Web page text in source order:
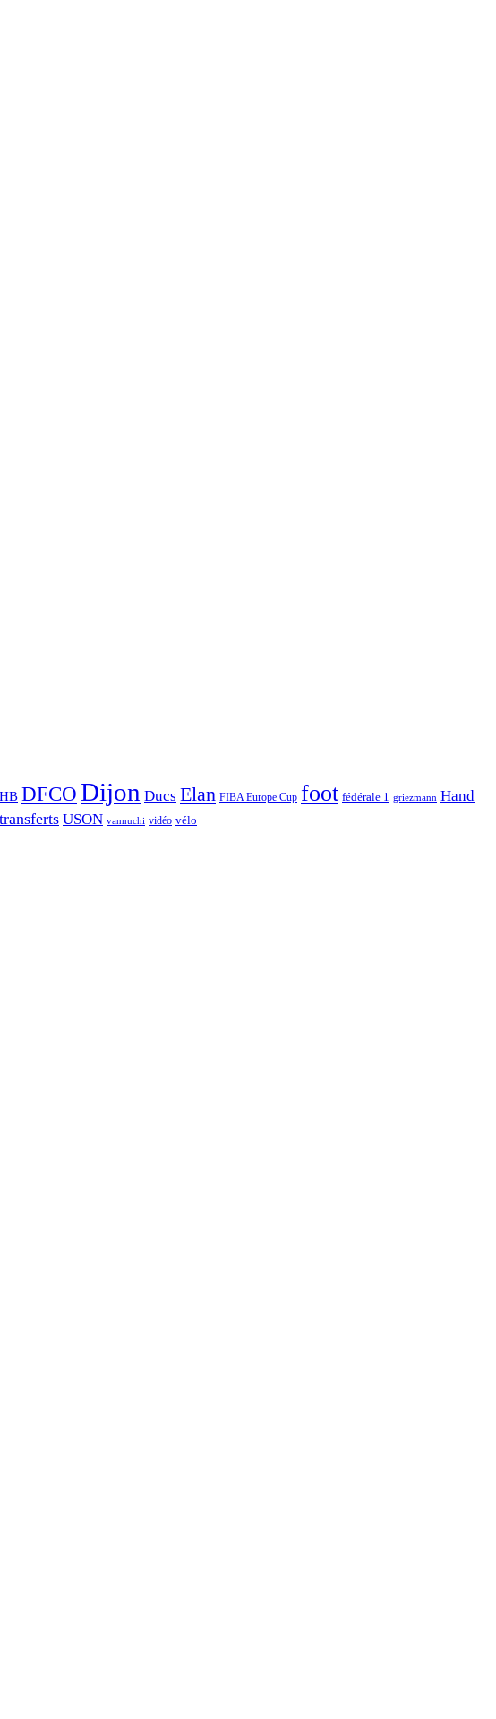
DFCODijon Ducs Elan FIBA Europe Cup foot fédérale 1 griezmann Hand
transferts USON vannuchi vidéo vélo